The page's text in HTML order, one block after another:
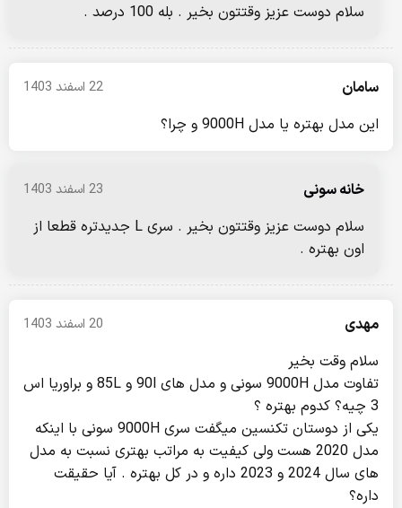
سلام دوست عزیز وقتتون بخیر . بله 100 درصد .
سامان 22 اسفند 1403
این مدل بهتره یا مدل 9000H و چرا؟
خانه سونی 23 اسفند 1403
سلام دوست عزیز وقتتون بخیر . سری L جدیدتره قطعا از
اون بهتره .
مهدی 20 اسفند 1403
سلام وقت بخیر
تفاوت مدل 9000H سونی و مدل های 90l و 85L و براوریا اس
3 چیه؟ کدوم بهتره ؟
یکی از دوستان تکنسین میگفت سری 9000H سونی با اینکه
مدل 2020 هست ولی کیفیت به مراتب بهتری نسبت به مدل
های سال 2024 و 2023 داره و در کل بهتره . آیا حقیقت
داره؟